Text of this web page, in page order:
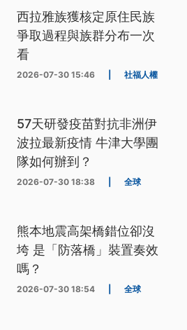
西拉雅族獲核定原住民族
爭取過程與族群分布一次
看
2026-07-30 15:46 社福人權
57天研發疫苗對抗非洲伊
波拉最新疫情 牛津大學團
隊如何辦到？
2026-07-30 18:38 全球
熊本地震高架橋錯位卻沒
垮 是「防落橋」裝置奏效
嗎？
2026-07-30 18:54 全球